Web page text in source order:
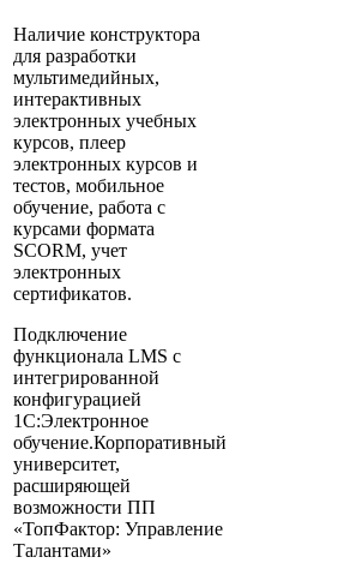
Наличие конструктора
для разработки
мультимедийных,
интерактивных
электронных учебных
курсов, плеер
электронных курсов и
тестов, мобильное
обучение, работа с
курсами формата
SCORM, учет
электронных
сертификатов.
Подключение
функционала LMS с
интегрированной
конфигурацией
1С:Электронное
обучение.Корпоративный
университет,
расширяющей
возможности ПП
«ТопФактор: Управление
Талантами»